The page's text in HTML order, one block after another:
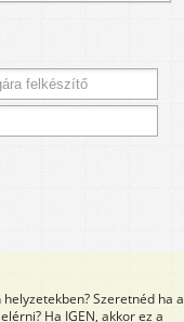
Szeretnéd ha a
Ha IGEN, akkor ez a